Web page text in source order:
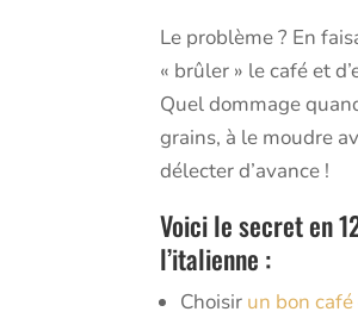
Le problème ? En
« brûler » le café et
Quel dommage
grains, à le moudre
délecter d’avance !
Voici le secret en
l’italienne :
Choisir un bon café